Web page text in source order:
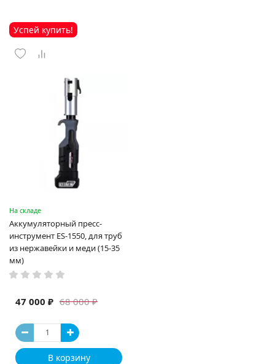
Успей купить!
На складе
Аккумуляторный пресс-
инструмент ES-1550, для труб
из нержавейки и меди (15-35
мм)
68 000 ₽
47 000 ₽
В корзину